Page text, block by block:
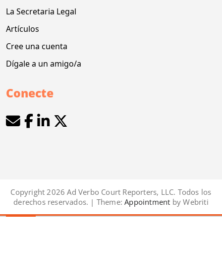
La Secretaria Legal
Artículos
Cree una cuenta
Dígale a un amigo/a
Conecte
Copyright 2026 Ad Verbo Court Reporters, LLC. Todos los
derechos reservados. | Theme: Appointment by Webriti